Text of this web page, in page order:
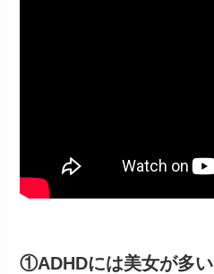
①ADHDには美女が多い